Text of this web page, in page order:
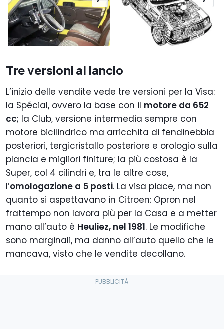
Tre versioni al lancio
L’inizio delle vendite vede tre versioni per la Visa:
la Spécial, ovvero la base con il motore da 652
cc; la Club, versione intermedia sempre con
motore bicilindrico ma arricchita di fendinebbia
posteriori, tergicristallo posteriore e orologio sulla
plancia e migliori finiture; la più costosa è la
Super, col 4 cilindri e, tra le altre cose,
l’omologazione a 5 posti. La visa piace, ma non
quanto si aspettavano in Citroen: Opron nel
frattempo non lavora più per la Casa e a metter
mano all’auto è Heuliez, nel 1981. Le modifiche
sono marginali, ma danno all’auto quello che le
mancava, visto che le vendite decollano.